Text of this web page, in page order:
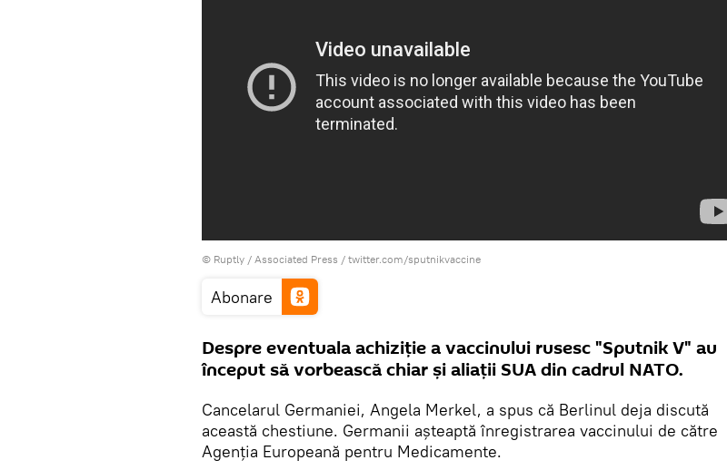
© Ruptly / Associated Press / twitter.com/sputnikvaccine
Abonare
Despre eventuala achiziție a vaccinului rusesc "Sputnik V" au
început să vorbească chiar și aliații SUA din cadrul NATO.
Cancelarul Germaniei, Angela Merkel, a spus că Berlinul deja discută
această chestiune. Germanii așteaptă înregistrarea vaccinului de către
Agenția Europeană pentru Medicamente.